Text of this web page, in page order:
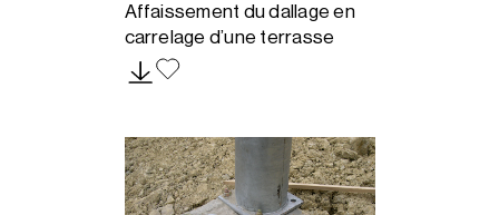
Affaissement du dallage en
carrelage d’une terrasse